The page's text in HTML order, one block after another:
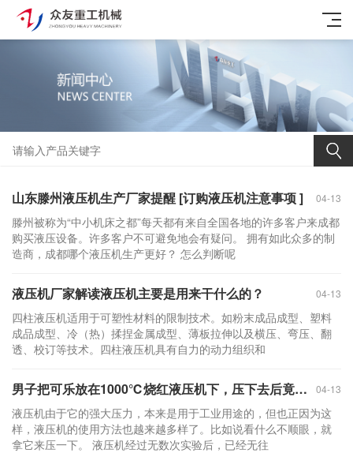
04-13
山东滕州液压机生产厂家提醒 [订购液压机注意事项 ]
滕州被称为“中小机床之都”每天都有来自全国各地的许多客户来成都
购买液压设备。许多客户不可避免地会有疑问。 拥有如此众多的制
造商，成都哪个液压机生产更好？ 怎么判断呢
04-13
液压机厂家解读液压机主要是用来干什么的？
四柱液压机适用于可塑性材料的限制技术。如粉末成品成型、塑料
成品成型、冷（热）揉捏金属成型、薄板拉伸以及横压、弯压、翻
透、校订等技术。四柱液压机具有自力的动力组织和
04-13
男子把可乐放在1000℃烧红液压机下，压下去后竟出现这幕！
液压机由于它的强大压力，本来是用于工业用途的，但也正因为这
样，液压机的使用方法也越来越多样了。比如说看什么不顺眼，就
拿它来压一下。 液压机经过无数次实验后，已经无往